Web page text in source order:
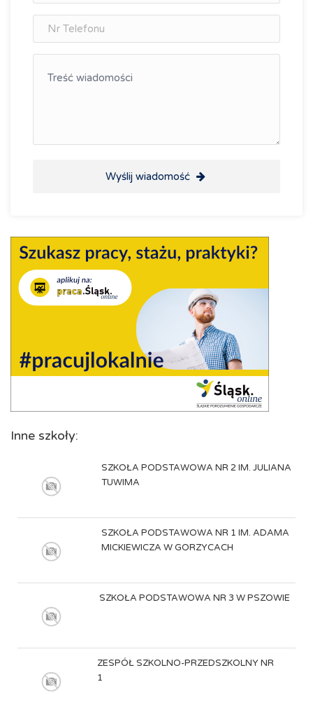
Wyślij wiadomość
Inne szkoły:
SZKOŁA PODSTAWOWA NR 2 IM. JULIANA
TUWIMA
SZKOŁA PODSTAWOWA NR 1 IM. ADAMA
MICKIEWICZA W GORZYCACH
SZKOŁA PODSTAWOWA NR 3 W PSZOWIE
ZESPÓŁ SZKOLNO-PRZEDSZKOLNY NR
1